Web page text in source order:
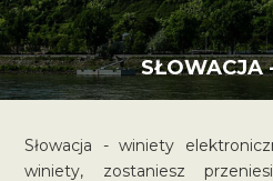
SŁOWACJA
Słowacja - winiety
winiety, zostaniesz